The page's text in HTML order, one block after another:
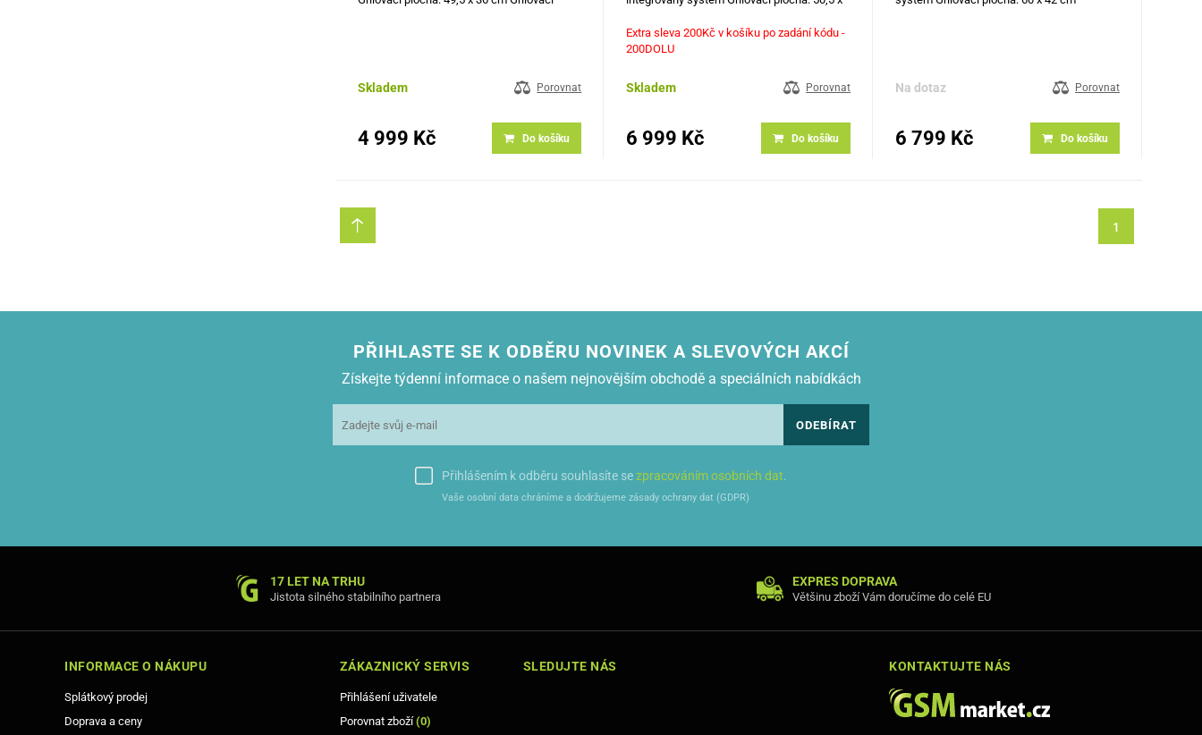
Skladem Porovnat
4 999 Kč Do košíku
Teploměr Kolečka pro snadnější manipulaci
Extra sleva 200Kč v košíku po zadání kódu -
200DOLU
Skladem Porovnat
6 999 Kč Do košíku
Na dotaz Porovnat
6 799 Kč Do košíku
1
PŘIHLASTE SE K ODBĚRU NOVINEK A SLEVOVÝCH AKCÍ
Získejte týdenní informace o našem nejnovějším obchodě a speciálních nabídkách
ODEBÍRAT
Přihlášením k odběru souhlasíte sezpracováním osobních dat.
Vaše osobní data chráníme a dodržujeme zásady ochrany dat (GDPR)
17 LET NA TRHU
Jistota silného stabilního partnera
EXPRES DOPRAVA
Většinu zboží Vám doručíme do celé EU
INFORMACE O NÁKUPU
Splátkový prodej
Doprava a ceny
ZÁKAZNICKÝ SERVIS
Přihlášení uživatele
Porovnat zboží(0)
SLEDUJTE NÁS KONTAKTUJTE NÁS